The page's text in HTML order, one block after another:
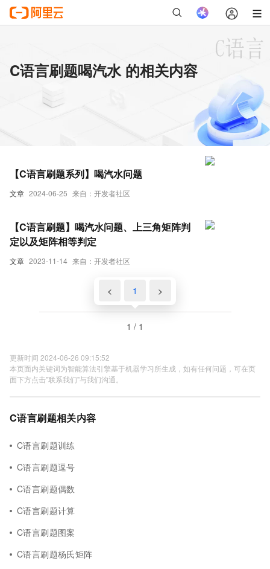
C语言刷题喝汽水 的相关内容
文章 2024-06-25 来自：开发者社区
【C语言刷题系列】喝汽水问题
文章 2023-11-14 来自：开发者社区
【C语言刷题】喝汽水问题、上三角矩阵判
定以及矩阵相等判定
< 1 >
1 / 1
更新时间 2024-06-26 09:15:52
本页面内关键词为智能算法引擎基于机器学习所生成，如有任何问题，可在页
面下方点击"联系我们"与我们沟通。
C语言刷题相关内容
C语言刷题训练
C语言刷题逗号
C语言刷题偶数
C语言刷题计算
C语言刷题图案
C语言刷题杨氏矩阵